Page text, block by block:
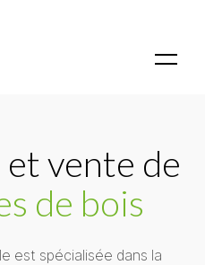
vente de
de bois
est spécialisée dans la